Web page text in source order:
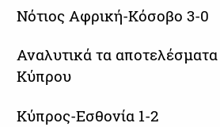
Νότιος Αφρική-Κόσοβο 3-0
Αναλυτικά τα
Κύπρου
Κύπρος-Εσθονία 1-2